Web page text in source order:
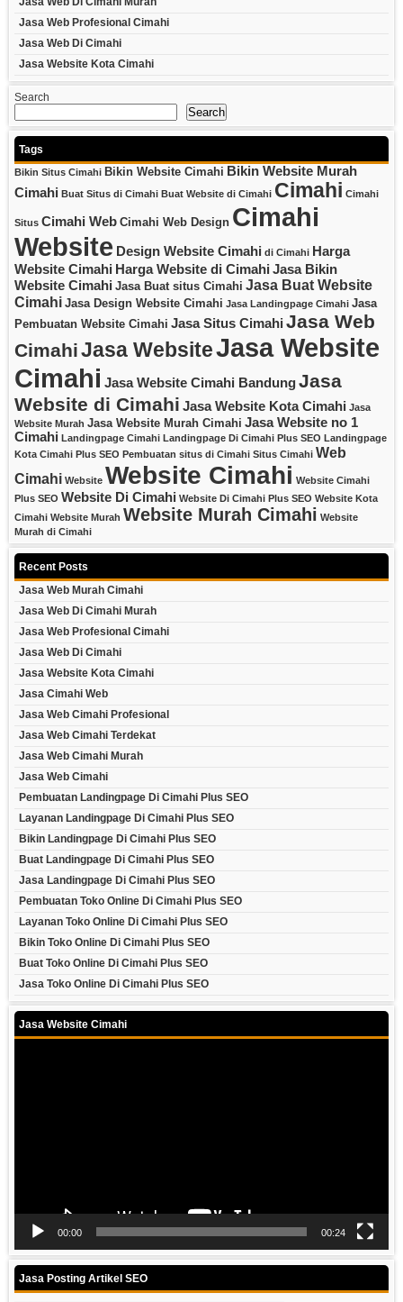
Jasa Web Profesional Cimahi
Jasa Web Di Cimahi
Jasa Website Kota Cimahi
Search
Search
Tags
Bikin Situs Cimahi Bikin Website Cimahi Bikin Website Murah
Cimahi Buat Situs di Cimahi Buat Website di Cimahi Cimahi Cimahi
Situs Cimahi Web Cimahi Web Design Cimahi
Website Design Website Cimahi di Cimahi Harga
Website Cimahi Harga Website di Cimahi Jasa Bikin
Website Cimahi Jasa Buat situs Cimahi Jasa Buat Website
Cimahi Jasa Design Website Cimahi Jasa Landingpage Cimahi Jasa
Pembuatan Website Cimahi Jasa Situs Cimahi Jasa Web
CimahiJasa WebsiteJasa Website
Cimahi Jasa Website Cimahi BandungJasa
Website di Cimahi Jasa Website Kota Cimahi Jasa
Website Murah Jasa Website Murah Cimahi Jasa Website no 1
Cimahi Landingpage Cimahi Landingpage Di Cimahi Plus SEO Landingpage
Kota Cimahi Plus SEO Pembuatan situs di Cimahi Situs Cimahi Web
Cimahi Website Website Cimahi Website Cimahi
Plus SEO Website Di Cimahi Website Di Cimahi Plus SEO Website Kota
Cimahi Website Murah Website Murah Cimahi Website
Murah di Cimahi
Recent Posts
Jasa Web Murah Cimahi
Jasa Web Di Cimahi Murah
Jasa Web Profesional Cimahi
Jasa Web Di Cimahi
Jasa Website Kota Cimahi
Jasa Cimahi Web
Jasa Web Cimahi Profesional
Jasa Web Cimahi Terdekat
Jasa Web Cimahi Murah
Jasa Web Cimahi
Pembuatan Landingpage Di Cimahi Plus SEO
Layanan Landingpage Di Cimahi Plus SEO
Bikin Landingpage Di Cimahi Plus SEO
Buat Landingpage Di Cimahi Plus SEO
Jasa Landingpage Di Cimahi Plus SEO
Pembuatan Toko Online Di Cimahi Plus SEO
Layanan Toko Online Di Cimahi Plus SEO
Bikin Toko Online Di Cimahi Plus SEO
Buat Toko Online Di Cimahi Plus SEO
Jasa Toko Online Di Cimahi Plus SEO
Jasa Website Cimahi
00:00 00:24
Jasa Posting Artikel SEO